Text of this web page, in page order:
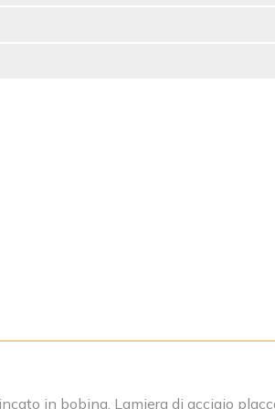
in bobina, Lamiera di acciaio